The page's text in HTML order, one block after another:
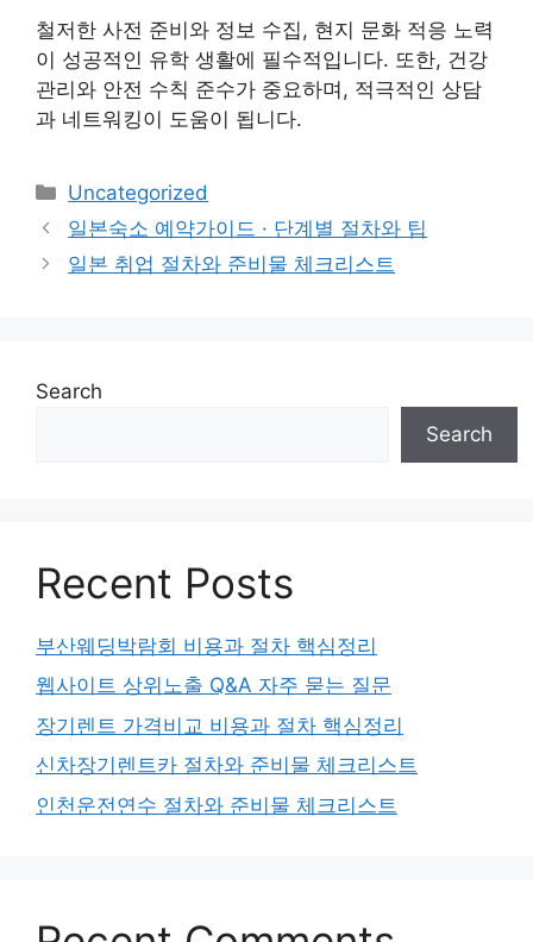
철저한 사전 준비와 정보 수집, 현지 문화 적응 노력
이 성공적인 유학 생활에 필수적입니다. 또한, 건강
관리와 안전 수칙 준수가 중요하며, 적극적인 상담
과 네트워킹이 도움이 됩니다.
Categories
Uncategorized
일본숙소 예약가이드 · 단계별 절차와 팁
일본 취업 절차와 준비물 체크리스트
Search
Search
Recent Posts
부산웨딩박람회 비용과 절차 핵심정리
웹사이트 상위노출 Q&A 자주 묻는 질문
장기렌트 가격비교 비용과 절차 핵심정리
신차장기렌트카 절차와 준비물 체크리스트
인천운전연수 절차와 준비물 체크리스트